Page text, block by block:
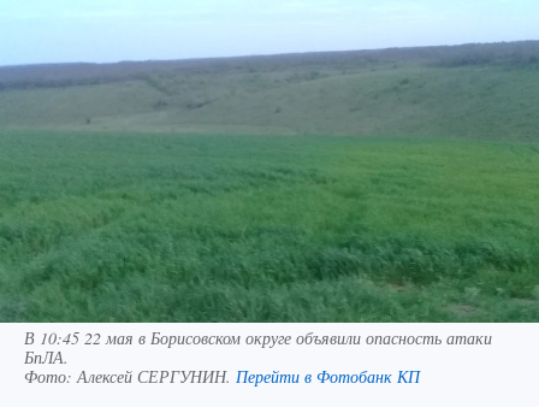
В 10:45 22 мая в Борисовском округе объявили опасность атаки
БпЛА.
Фото:Алексей СЕРГУНИН. Перейти в Фотобанк КП